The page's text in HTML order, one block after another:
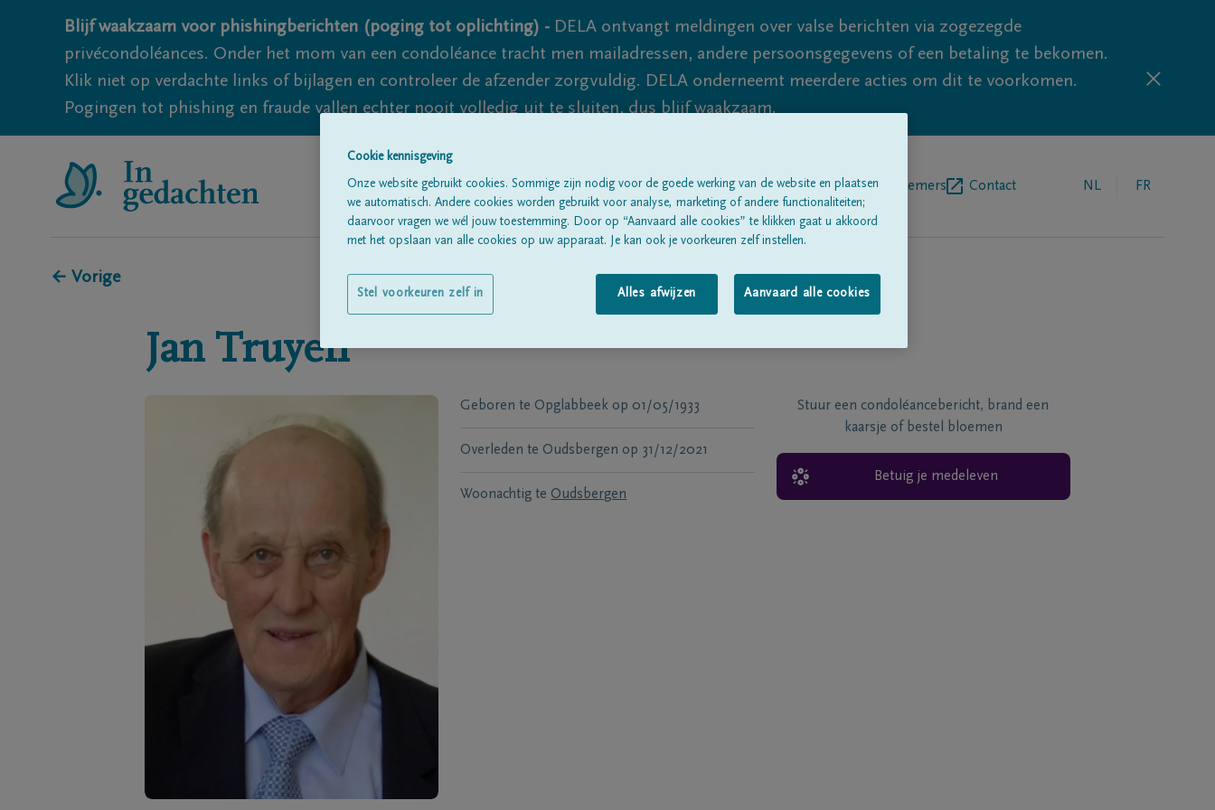
Blijf waakzaam voor phishingberichten (poging tot oplichting) - DELA ontvangt meldingen over valse berichten via zogezegde
privécondoléances. Onder het mom van een condoléance tracht men mailadressen, andere persoonsgegevens of een betaling te bekomen.
Klik niet op verdachte links of bijlagen en controleer de afzender zorgvuldig. DELA onderneemt meerdere acties om dit te voorkomen.
Pogingen tot phishing en fraude vallen echter nooit volledig uit te sluiten, dus blijf waakzaam.
Alle rouwberichtenOver onsBegrafenisondernemers Contact NL FR
← Vorige
Jan Truyen
Geboren te Opglabbeek op 01/05/1933
Overleden te Oudsbergen op 31/12/2021
Woonachtig te Oudsbergen
Stuur een condoléancebericht, brand een
kaarsje of bestel bloemen
Betuig je medeleven
Cookie kennisgeving
Onze website gebruikt cookies. Sommige zijn nodig voor de goede werking van de website en plaatsen
we automatisch. Andere cookies worden gebruikt voor analyse, marketing of andere functionaliteiten;
daarvoor vragen we wél jouw toestemming. Door op “Aanvaard alle cookies” te klikken gaat u akkoord
met het opslaan van alle cookies op uw apparaat. Je kan ook je voorkeuren zelf instellen.
Alles afwijzen Aanvaard alle cookies
Stel voorkeuren zelf in